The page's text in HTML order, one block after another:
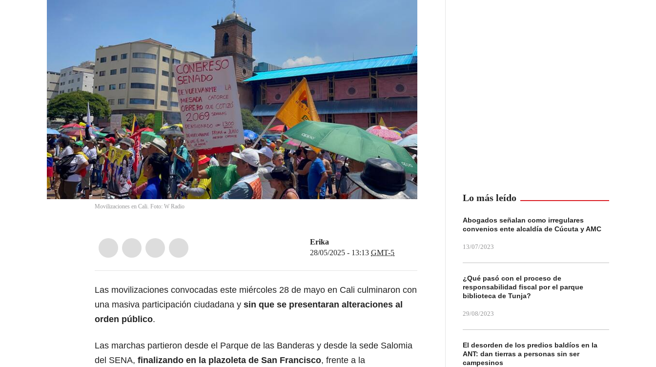
Movilizaciones en Cali. Foto: W Radio
Erika
28/05/2025 - 13:13 GMT-5
Las movilizaciones convocadas este miércoles 28 de mayo en Cali culminaron con
una masiva participación ciudadana y sin que se presentaran alteraciones al
orden público.
Las marchas partieron desde el Parque de las Banderas y desde la sede Salomia
del SENA, finalizando en la plazoleta de San Francisco, frente a la
Lo más leído
Abogados señalan como irregulares
convenios ente alcaldía de Cúcuta y AMC
13/07/2023
¿Qué pasó con el proceso de
responsabilidad fiscal por el parque
biblioteca de Tunja?
29/08/2023
El desorden de los predios baldíos en la
ANT: dan tierras a personas sin ser
campesinos